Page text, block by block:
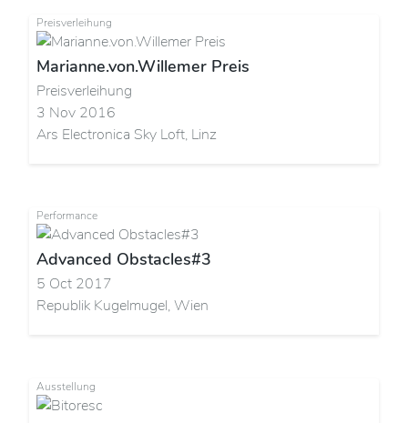
Preisverleihung
Marianne.von.Willemer Preis
Preisverleihung
3 Nov 2016
Ars Electronica Sky Loft, Linz
Performance
Advanced Obstacles#3
5 Oct 2017
Republik Kugelmugel, Wien
Ausstellung